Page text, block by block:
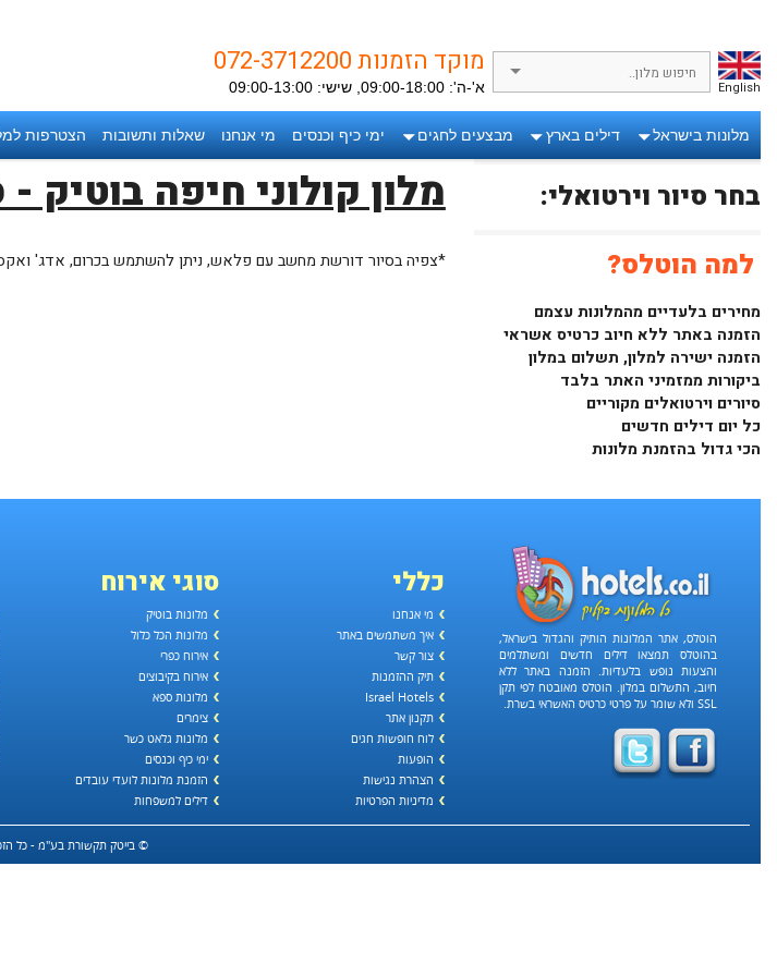
English
מוקד הזמנות 072-3712200
א'-ה': 09:00-18:00, שישי: 09:00-13:00
מלונות בישראל דילים בארץ מבצעים לחגים ימי כיף וכנסים מי אנחנו שאלות ותשובות הצטרפות
מלון קולוני חיפה בוטיק -
*צפיה בסיור דורשת מחשב עם פלאש, ניתן להשתמש בכרום, אדג'
בחר סיור וירטואלי:
למה הוטלס?
מחירים בלעדיים מהמלונות עצמם
הזמנה באתר ללא חיוב כרטיס אשראי
הזמנה ישירה למלון, תשלום במלון
ביקורות ממזמיני האתר בלבד
סיורים וירטואלים מקוריים
כל יום דילים חדשים
הכי גדול בהזמנת מלונות
הוטלס, אתר המלונות הותיק והגדול בישראל,
בהוטלס תמצאו דילים חדשים ומשתלמים
והצעות נופש בלעדיות. הזמנה באתר ללא
חיוב, התשלום במלון. הוטלס מאובטח לפי תקן
SSL ולא שומר על פרטי כרטיס האשראי בשרת.
כללי
מי אנחנו
איך משתמשים באתר
צור קשר
תיק ההזמנות
Israel Hotels
תקנון אתר
לוח חופשות חגים
הופעות
הצהרת נגישות
מדיניות הפרטיות
סוגי אירוח
מלונות בוטיק
מלונות הכל כלול
אירוח כפרי
אירוח בקיבוצים
מלונות ספא
צימרים
מלונות גלאט כשר
ימי כיף וכנסים
הזמנת מלונות לועדי עובדים
דילים למשפחות
© בייטק תקשורת בע"מ - כל